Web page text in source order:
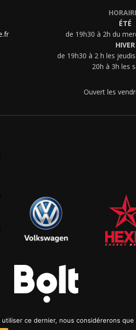
ÉTÉ
de 19h30 à 2h du
HIVER
de 19h30 à 2 h les
20h à 3h les
Ouvert les
ce dernier, nous considérerons